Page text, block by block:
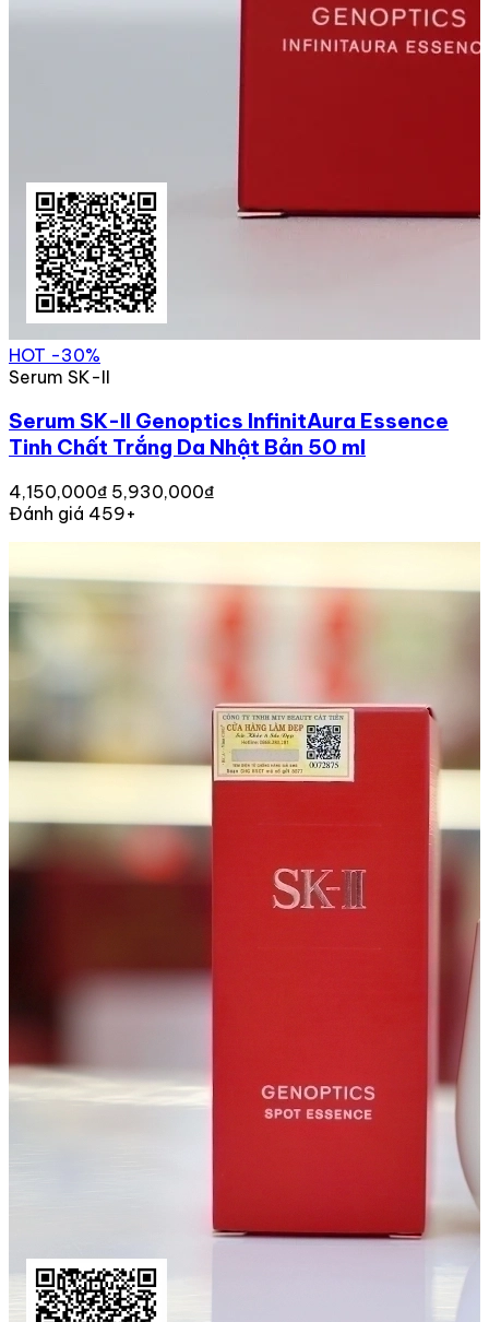
HOT -30%
Serum SK-II
Serum SK-II Genoptics InfinitAura Essence
Tinh Chất Trắng Da Nhật Bản 50 ml
4,150,000₫ 5,930,000₫
Đánh giá 459+